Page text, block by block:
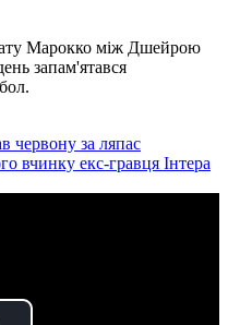
Марокко між Дшейрою
запам'ятався
червону за ляпас
вчинку екс-гравця Інтера